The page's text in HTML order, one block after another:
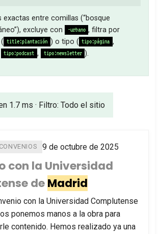
exactas entre comillas (“bosque
excluye con
-urbano , filtra por
title:plantación ) o tipo ( tipo:página ,
tipo:podcast , tipo:newsletter ).
1.7 ms · Filtro: Todo el sitio
CONVENIOS 9 de octubre de 2025
con la Universidad
deMadrid
con la Universidad Complutense
ponemos manos a la obra para
contenido. Hemos realizado ya una